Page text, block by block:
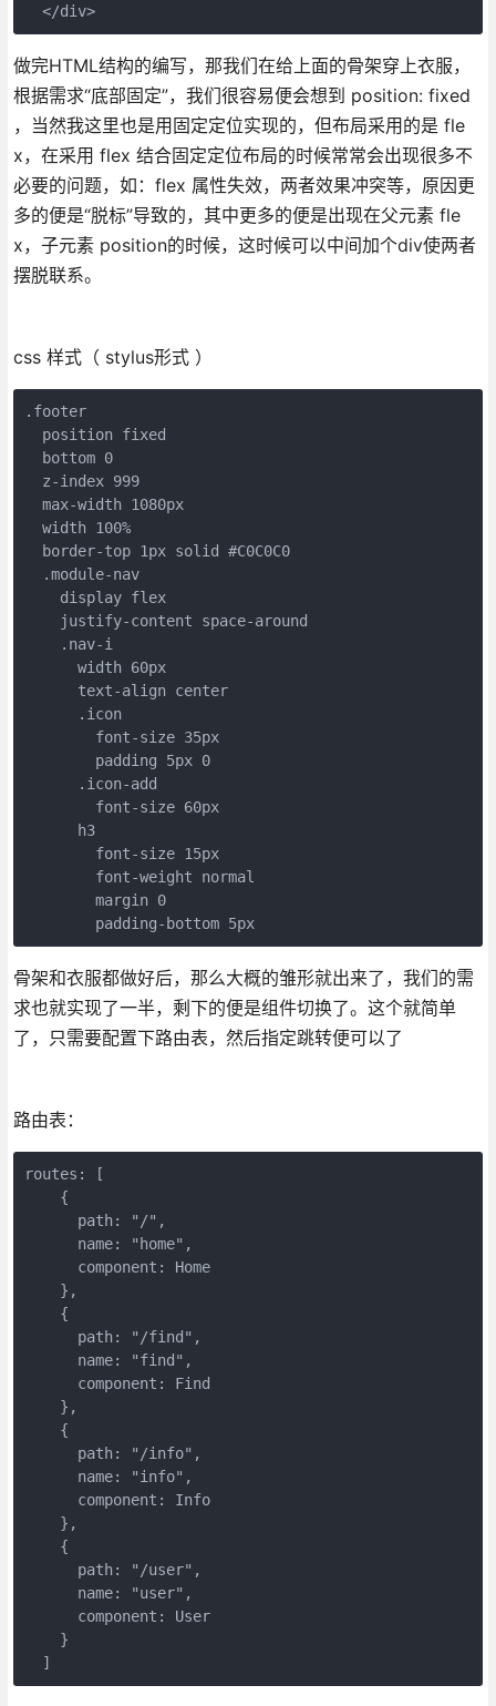
  </div>
做完HTML结构的编写，那我们在给上面的骨架穿上衣服，
根据需求“底部固定”，我们很容易便会想到 position: fixed
，当然我这里也是用固定定位实现的，但布局采用的是 fle
x，在采用 flex 结合固定定位布局的时候常常会出现很多不
必要的问题，如：flex 属性失效，两者效果冲突等，原因更
多的便是“脱标”导致的，其中更多的便是出现在父元素 fle
x，子元素 position的时候，这时候可以中间加个div使两者
摆脱联系。
css 样式（ stylus形式 ）
.footer
  position fixed
  bottom 0
  z-index 999
  max-width 1080px
  width 100%
  border-top 1px solid #C0C0C0
  .module-nav
    display flex
    justify-content space-around
    .nav-i
      width 60px
      text-align center
      .icon
        font-size 35px
        padding 5px 0
      .icon-add
        font-size 60px
      h3
        font-size 15px
        font-weight normal
        margin 0
        padding-bottom 5px
骨架和衣服都做好后，那么大概的雏形就出来了，我们的需
求也就实现了一半，剩下的便是组件切换了。这个就简单
了，只需要配置下路由表，然后指定跳转便可以了
路由表：
routes: [
    {
      path: "/",
      name: "home",
      component: Home
    },
    {
      path: "/find",
      name: "find",
      component: Find
    },
    {
      path: "/info",
      name: "info",
      component: Info
    },
    {
      path: "/user",
      name: "user",
      component: User
    }
  ]